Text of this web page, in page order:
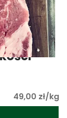
49,00 zł/kg